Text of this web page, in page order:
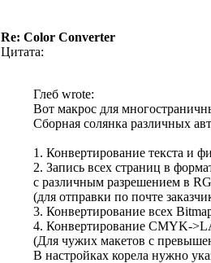
Re: Color Converter
Цитата:
Глеб wrote:
Вот макрос для
Сборная солянка различных
1. Конвертирование текста и
2. Запись всех страниц в
с различным разрешением в
(для отправки по почте
3. Конвертирование всех
4. Конвертирование CMYK-
(Для чужих макетов с
В настройках корела нужно